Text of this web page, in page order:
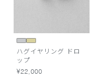
ハグイヤリング ドロ
ップ
¥22,000